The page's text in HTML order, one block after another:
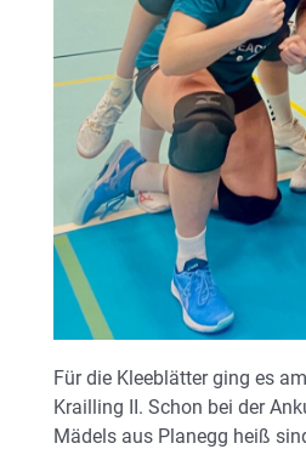
Für die Kleeblätter ging es
Krailling II. Schon bei der
Mädels aus Planegg heiß